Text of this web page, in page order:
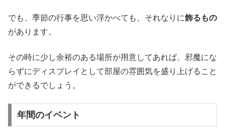
でも、季節の行事を思い浮かべても、それなりに飾るもの
があります。
その時に少し余裕のある場所が用意してあれば、邪魔にな
らずにディスプレイとして部屋の雰囲気を盛り上げること
ができるでしょう。
年間のイベント